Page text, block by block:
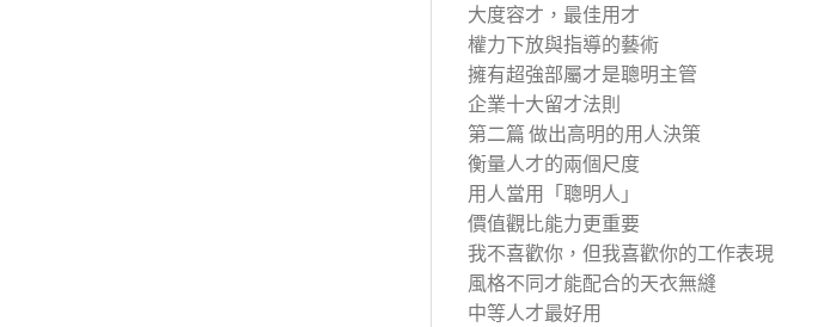
大度容才，最佳用才
權力下放與指導的藝術
擁有超強部屬才是聰明主管
企業十大留才法則
第二篇 做出高明的用人決策
衡量人才的兩個尺度
用人當用「聰明人」
價值觀比能力更重要
我不喜歡你，但我喜歡你的工作表現
風格不同才能配合的天衣無縫
中等人才最好用